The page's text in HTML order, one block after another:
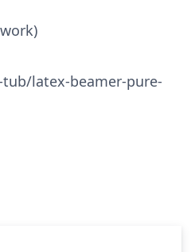
latex-beamer-pure-